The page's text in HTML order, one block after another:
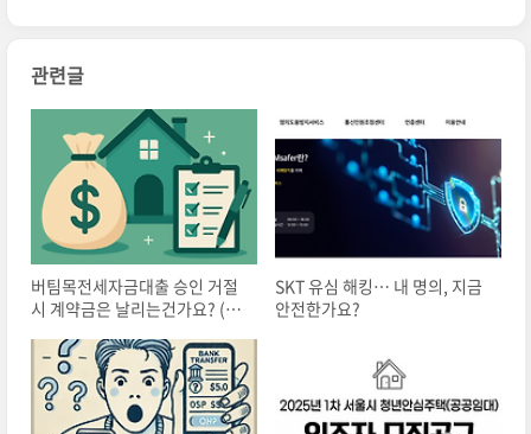
관련글
버팀목전세자금대출 승인 거절
시 계약금은 날리는건가요? (임
SKT 유심 해킹… 내 명의, 지금
안전한가요?